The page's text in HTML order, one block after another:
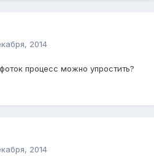
2014
процесс можно упростить?
2014